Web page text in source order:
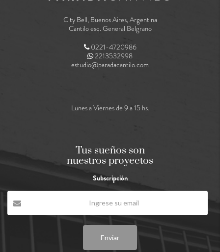
City Bell, Buenos Aires, Argentina
Cantilo esq. General Belgrano
0221-4720986
2213532998
estudio@paradacantilo.com
Lunes a Viernes de 9 a 15 hs.
Tus sueños son
nuestros proyectos
Subscripción
Enviar